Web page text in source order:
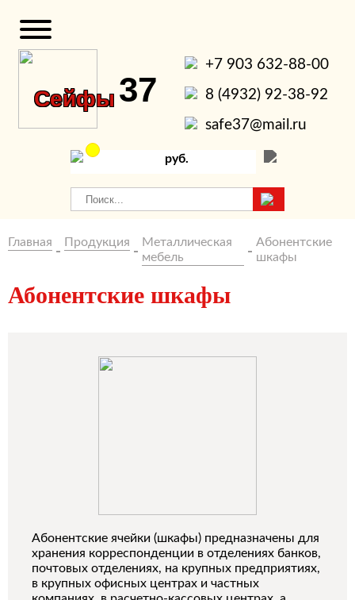
Сейфы 37
+7 903 632-88-00
8 (4932) 92-38-92
safe37@mail.ru
руб.
Главная Продукция
Металлическая
мебель
Абонентские
шкафы
Абонентские шкафы
Абонентские ячейки (шкафы) предназначены для
хранения корреспонденции в отделениях банков,
почтовых отделениях, на крупных предприятиях,
в крупных офисных центрах и частных